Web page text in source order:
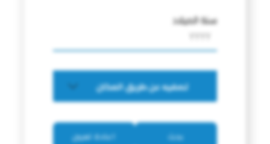
سنة الميلاد
تصفيه عن طريق المكان
بحث اعادة تعيين